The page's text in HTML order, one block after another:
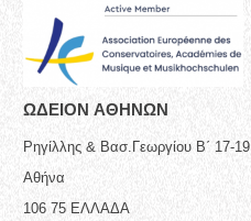
ΩΔΕΙΟN ΑΘΗΝΩΝ
Ρηγίλλης & Βασ.Γεωργίου Β΄ 17-19
Αθήνα
106 75 ΕΛΛΑΔΑ